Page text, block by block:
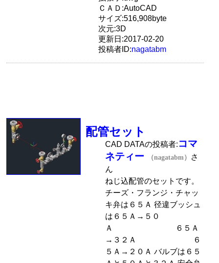
ＣＡＤ:AutoCAD
サイズ:516,908byte
次元:3D
更新日:2017-02-20
投稿者ID:nagatabm
配管セット
CAD DATAの投稿者: コマ
ネティー
（nagatabm）
さ
ん
ねじ込配管のセットです。
チーズ・フランジ・チャッ
キ弁は６５Ａ 径違ブッシュ
は６５Ａ→５０
Ａ ６５Ａ
→３２Ａ ６
５Ａ→２０Ａ バルブは６５